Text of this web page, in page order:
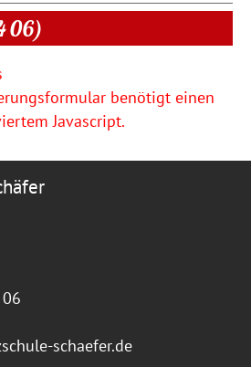
06)
benötigt einen
Javascript.
schaefer.de